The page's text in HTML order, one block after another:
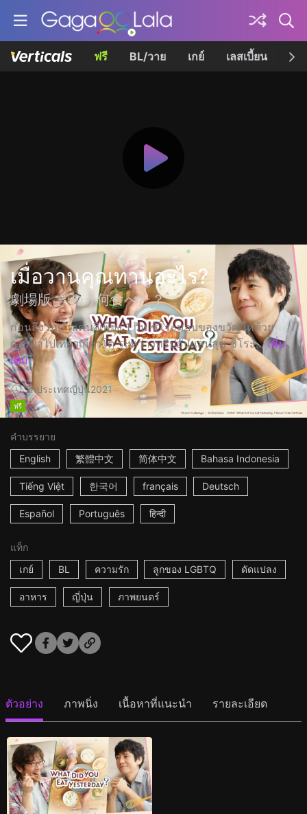
ฟรี BL/วาย เกย์ เลสเบี้ยน เค
เมื่อวานคุณทานอะไร?
劇場版 きのう何食べた？
ก่อนถึงวันเกิดเคนจิเพียง 1 วัน ชิโระมอบของขวัญให้ด้วย
การพาไปเที่ยวเกียวโต ระหว่างทริปอันแสนสุข ชิโระ... เพิ่ม
เติม
2hประเทศญี่ปุ่น2021
ฟรี
คำบรรยาย
English
繁體中文 简体中文 Bahasa Indonesia
Tiếng Việt 한국어 français Deutsch
Español Português हिन्दी
แท็ก
เกย์
BL ความรัก ลูกของ LGBTQ ดัดแปลง
อาหาร ญี่ปุ่น ภาพยนตร์
ตัวอย่าง ภาพนิ่ง เนื้อหาที่แนะนำ รายละเอียด